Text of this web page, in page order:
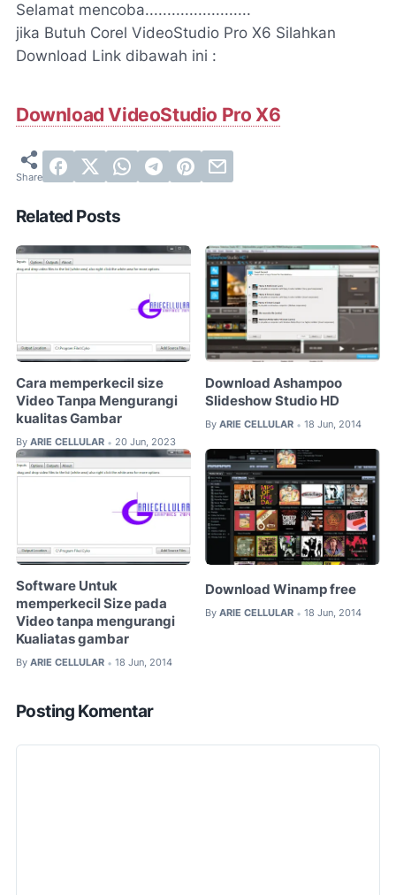
Selamat mencoba........................
jika Butuh Corel VideoStudio Pro X6 Silahkan
Download Link dibawah ini :
Download VideoStudio Pro X6
Related Posts
Cara memperkecil size
Video Tanpa Mengurangi
kualitas Gambar
By ARIE CELLULAR • 20 Jun, 2023
Download Ashampoo
Slideshow Studio HD
By ARIE CELLULAR • 18 Jun, 2014
Software Untuk
memperkecil Size pada
Video tanpa mengurangi
Kualiatas gambar
By ARIE CELLULAR • 18 Jun, 2014
Download Winamp free
By ARIE CELLULAR • 18 Jun, 2014
Posting Komentar